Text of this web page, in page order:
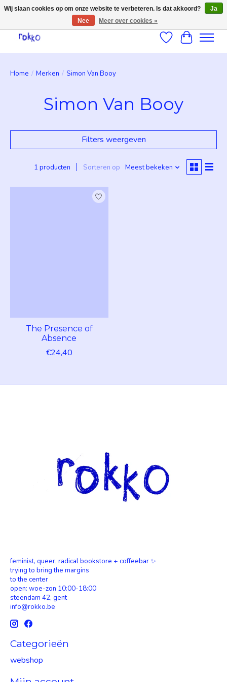
Verlanglijst
Home / Merken / Simon Van Booy
Simon Van Booy
Filters weergeven
1 producten Sorteren op Meest bekeken
The Presence of
Absence
€24,40
feminist, queer, radical bookstore + coffeebar ✨
trying to bring the margins
to the center
open: woe-zon 10:00-18:00
steendam 42, gent
info@rokko.be
Categorieën
webshop
Wij slaan cookies op om onze website te verbeteren. Is dat akkoord?
Ja
Nee
Meer over cookies »